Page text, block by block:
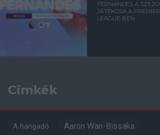
FERNANDES A
JÁTÉKOSA A PREMIER
LEAGUE-BEN
Címkék
A hangadó Aaron Wan-Bissaka